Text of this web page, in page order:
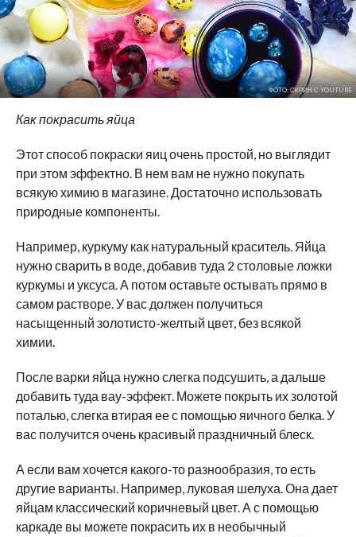
ФОТО: СКРИН С YOUTUBE
Как покрасить яйца
Этот способ покраски яиц очень простой, но выглядит
при этом эффектно. В нем вам не нужно покупать
всякую химию в магазине. Достаточно использовать
природные компоненты.
Например, куркуму как натуральный краситель. Яйца
нужно сварить в воде, добавив туда 2 столовые ложки
куркумы и уксуса. А потом оставьте остывать прямо в
самом растворе. У вас должен получиться
насыщенный золотисто-желтый цвет, без всякой
химии.
После варки яйца нужно слегка подсушить, а дальше
добавить туда вау-эффект. Можете покрыть их золотой
поталью, слегка втирая ее с помощью яичного белка. У
вас получится очень красивый праздничный блеск.
А если вам хочется какого-то разнообразия, то есть
другие варианты. Например, луковая шелуха. Она дает
яйцам классический коричневый цвет. А с помощью
каркаде вы можете покрасить их в необычный